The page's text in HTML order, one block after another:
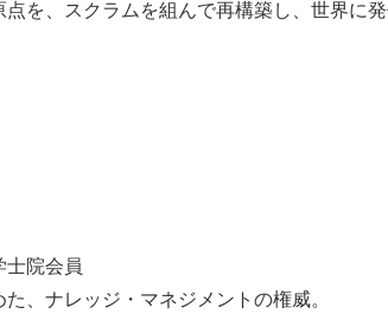
を、スクラムを組んで再構築し、世界に発
士院会員
、ナレッジ・マネジメントの権威。